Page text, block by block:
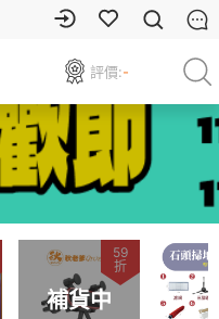
評價:-
補貨中
59
折